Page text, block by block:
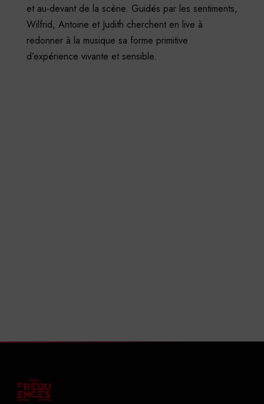
et au-devant de la scène. Guidés par les sentiments,
Wilfrid, Antoine et Judith cherchent en live à
redonner à la musique sa forme primitive
d’expérience vivante et sensible.